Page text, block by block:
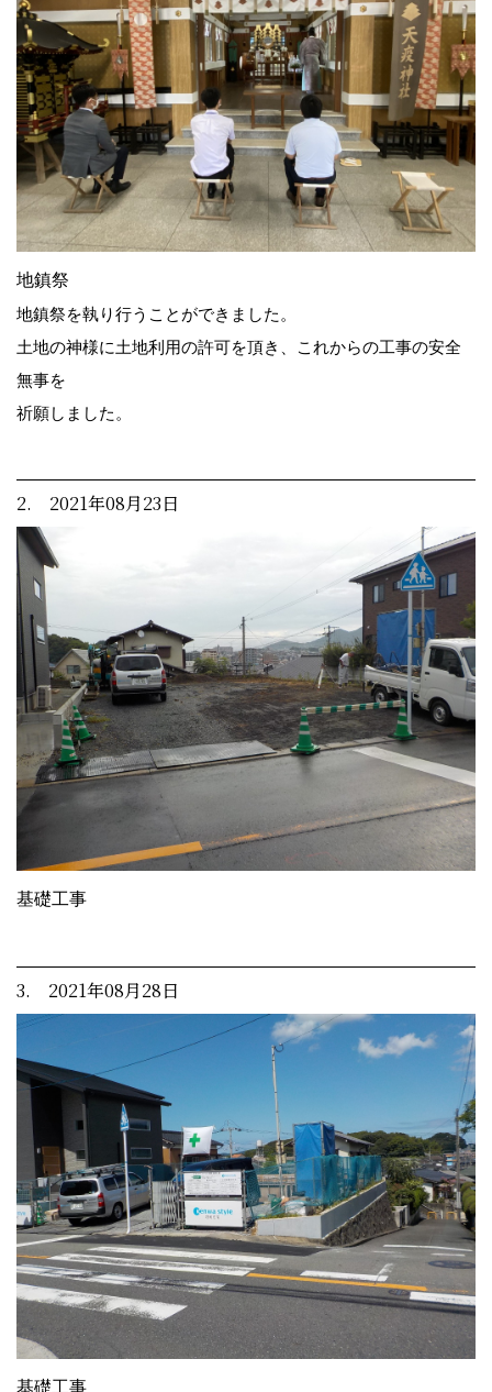
地鎮祭
地鎮祭を執り行うことができました。
土地の神様に土地利用の許可を頂き、これからの工事の安全
無事を
祈願しました。
2. 2021年08月23日
基礎工事
3. 2021年08月28日
基礎工事